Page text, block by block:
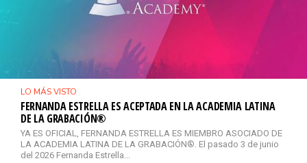
LO MÁS VISTO
FERNANDA ESTRELLA ES ACEPTADA EN LA ACADEMIA LATINA
DE LA GRABACIÓN®
YA ES OFICIAL, FERNANDA ESTRELLA ES MIEMBRO ASOCIADO DE
LA ACADEMIA LATINA DE LA GRABACIÓN®. El pasado 3 de junio
del 2026 Fernanda Estrella...